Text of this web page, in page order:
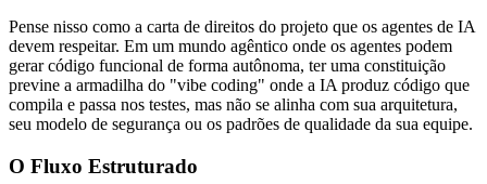
Pense nisso como a carta de direitos do projeto que os agentes de IA
devem respeitar. Em um mundo agêntico onde os agentes podem
gerar código funcional de forma autônoma, ter uma constituição
previne a armadilha do "vibe coding" onde a IA produz código que
compila e passa nos testes, mas não se alinha com sua arquitetura,
seu modelo de segurança ou os padrões de qualidade da sua equipe.
O Fluxo Estruturado